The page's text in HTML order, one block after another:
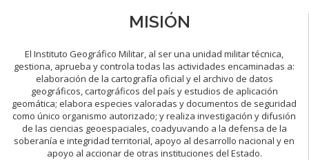
MISIÓN
El Instituto Geográfico Militar, al ser una unidad militar técnica,
gestiona, aprueba y controla todas las actividades encaminadas a:
elaboración de la cartografía oficial y el archivo de datos
geográficos, cartográficos del país y estudios de aplicación
geomática; elabora especies valoradas y documentos de seguridad
como único organismo autorizado; y realiza investigación y difusión
de las ciencias geoespaciales, coadyuvando a la defensa de la
soberanía e integridad territorial, apoyo al desarrollo nacional y en
apoyo al accionar de otras instituciones del Estado.